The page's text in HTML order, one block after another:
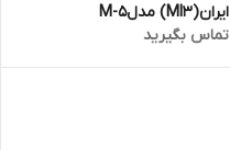
ایران(MI3) مدلM-5
تماس بگیرید